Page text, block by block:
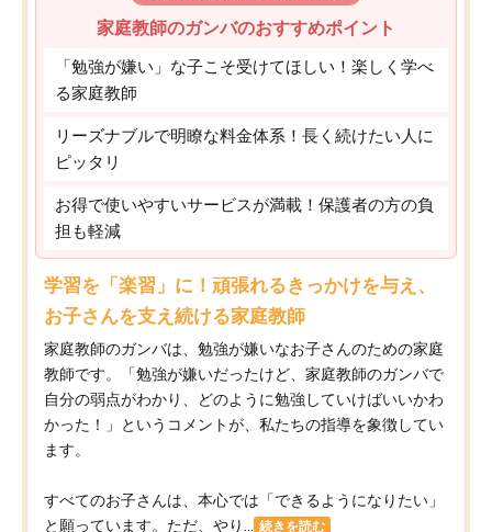
家庭教師のガンバのおすすめポイント
「勉強が嫌い」な子こそ受けてほしい！楽しく学べ
る家庭教師
リーズナブルで明瞭な料金体系！長く続けたい人に
ピッタリ
お得で使いやすいサービスが満載！保護者の方の負
担も軽減
学習を「楽習」に！頑張れるきっかけを与え、
お子さんを支え続ける家庭教師
家庭教師のガンバは、勉強が嫌いなお子さんのための家庭
教師です。「勉強が嫌いだったけど、家庭教師のガンバで
自分の弱点がわかり、どのように勉強していけばいいかわ
かった！」というコメントが、私たちの指導を象徴してい
ます。
すべてのお子さんは、本心では「できるようになりたい」
と願っています。ただ、やり...
続きを読む